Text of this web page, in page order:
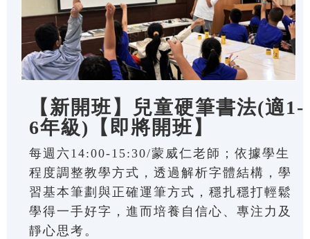
【新開班】兒童硬筆書法(適1-
6年級)【即將開班】
每週六14:00-15:30/蒙威仁老師；依據學生
程度調整教學方式，透過解析字體結構，學
習基本筆劃與正確運筆方式，穩扎穩打輕鬆
學得一手好字，進而培養自信心、專注力及
靜心思考。